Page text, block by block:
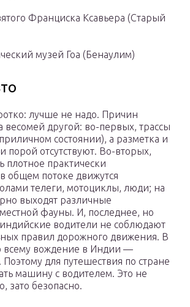
Франциска Ксавьера (Старый
музей Гоа (Бенаулим)
лучше не надо. Причин
весомей другой: во-первых, трассы
состоянии), а разметка и
порой отсутствуют. Во-вторых,
плотное практически
общем потоке движутся
телеги, мотоциклы, люди; на
выходят различные
фауны. И, последнее, но
водители не соблюдают
правил дорожного движения. В
всему вождение в Индии —
для путешествия по стране
машину с водителем. Это не
зато безопасно.